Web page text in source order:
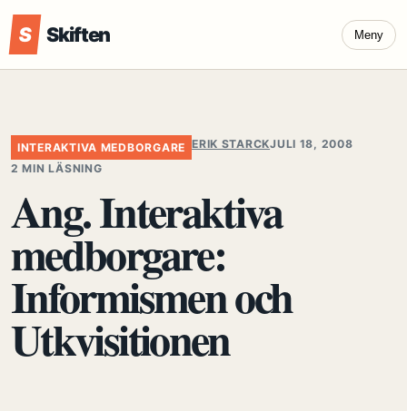
S Skiften Meny
INTERAKTIVA MEDBORGARE ERIK STARCKJULI 18, 2008
2 MIN LÄSNING
Ang. Interaktiva
medborgare:
Informismen och
Utkvisitionen